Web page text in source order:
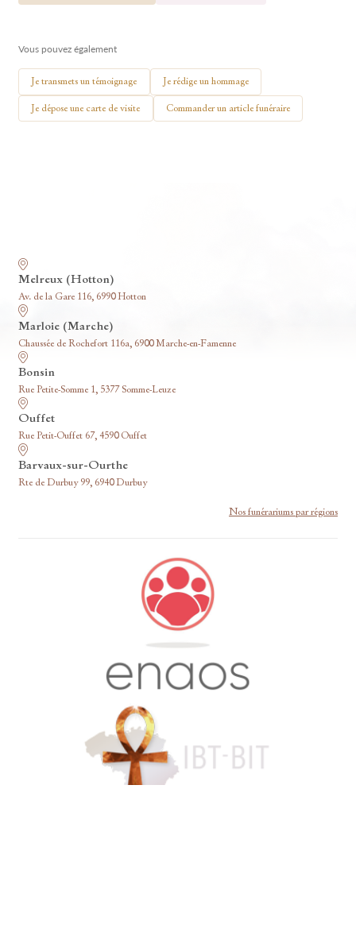
Vous pouvez également
Je transmets un témoignage Je rédige un hommage
Je dépose une carte de visite Commander un article funéraire
Melreux (Hotton)
Av. de la Gare 116, 6990 Hotton
Marloie (Marche)
Chaussée de Rochefort 116a, 6900 Marche-en-Famenne
Bonsin
Rue Petite-Somme 1, 5377 Somme-Leuze
Ouffet
Rue Petit-Ouffet 67, 4590 Ouffet
Barvaux-sur-Ourthe
Rte de Durbuy 99, 6940 Durbuy
Nos funérariums par régions